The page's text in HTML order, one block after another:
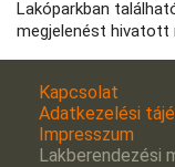
Lakóparkban
megjelenést hivatott
Kapcsolat
Adatkezelési
Impresszum
Lakberendezési